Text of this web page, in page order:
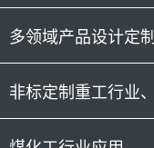
多领域产品设计定
非标定制重工行业